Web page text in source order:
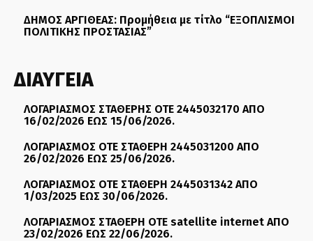
ΔΗΜΟΣ ΑΡΓΙΘΕΑΣ: Προμήθεια με τίτλο “ΕΞΟΠΛΙΣΜΟΙ
ΠΟΛΙΤΙΚΗΣ ΠΡΟΣΤΑΣΙΑΣ”
ΔΙΑΥΓΕΙΑ
ΛΟΓΑΡΙΑΣΜΟΣ ΣΤΑΘΕΡΗΣ ΟΤΕ 2445032170 ΑΠΟ
16/02/2026 ΕΩΣ 15/06/2026.
ΛΟΓΑΡΙΑΣΜΟΣ ΟΤΕ ΣΤΑΘΕΡΗ 2445031200 ΑΠΟ
26/02/2026 ΕΩΣ 25/06/2026.
ΛΟΓΑΡΙΑΣΜΟΣ ΟΤΕ ΣΤΑΘΕΡΗ 2445031342 ΑΠΟ
1/03/2025 ΕΩΣ 30/06/2026.
ΛΟΓΑΡΙΑΣΜΟΣ ΣΤΑΘΕΡΗ ΟΤΕ satellite internet ΑΠΟ
23/02/2026 ΕΩΣ 22/06/2026.